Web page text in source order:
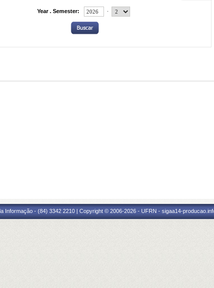
Year . Semester:
Informação - (84) 3342 2210 | Copyright © 2006-2026 - UFRN - sigaa14-